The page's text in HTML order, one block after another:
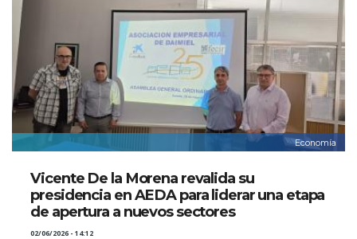
Economía
Vicente De la Morena revalida su
presidencia en AEDA para liderar una etapa
de apertura a nuevos sectores
02/06/2026 - 14:12